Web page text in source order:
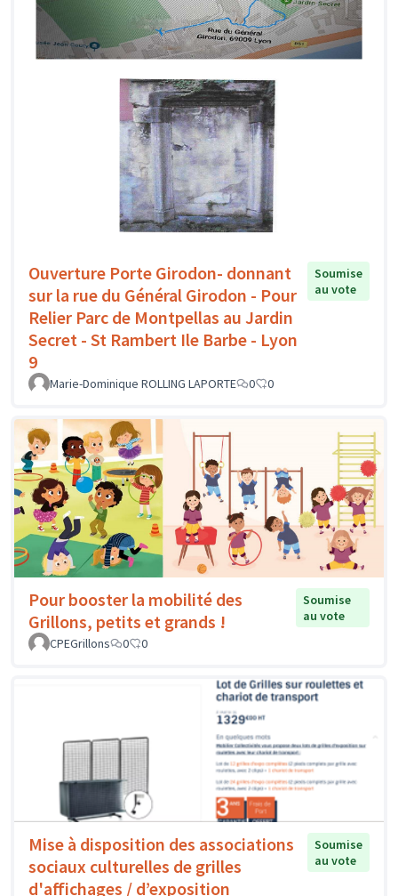
Ouverture Porte Girodon- donnant
sur la rue du Général Girodon - Pour
Relier Parc de Montpellas au Jardin
Secret - St Rambert Ile Barbe - Lyon
9
Soumise
au vote
Marie-Dominique ROLLING LAPORTE 0 0
Pour booster la mobilité des
Grillons, petits et grands !
Soumise
au vote
CPEGrillons
0 0
Mise à disposition des associations
sociaux culturelles de grilles
d'affichages / d’exposition
Soumise
au vote